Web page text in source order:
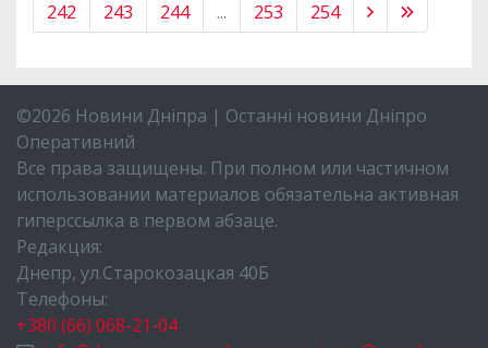
242
243 244 ... 253 254
©2026 Новини Дніпра | Останні новини Дніпро
Оперативний
Все права защищены. При полном или частичном
использовании материалов обязательна активная
гиперссылка в первом абзаце.
Редакция:
Днепр, ул.Старокозацкая 40Б
Телефоны:
+380 (66) 068-21-04